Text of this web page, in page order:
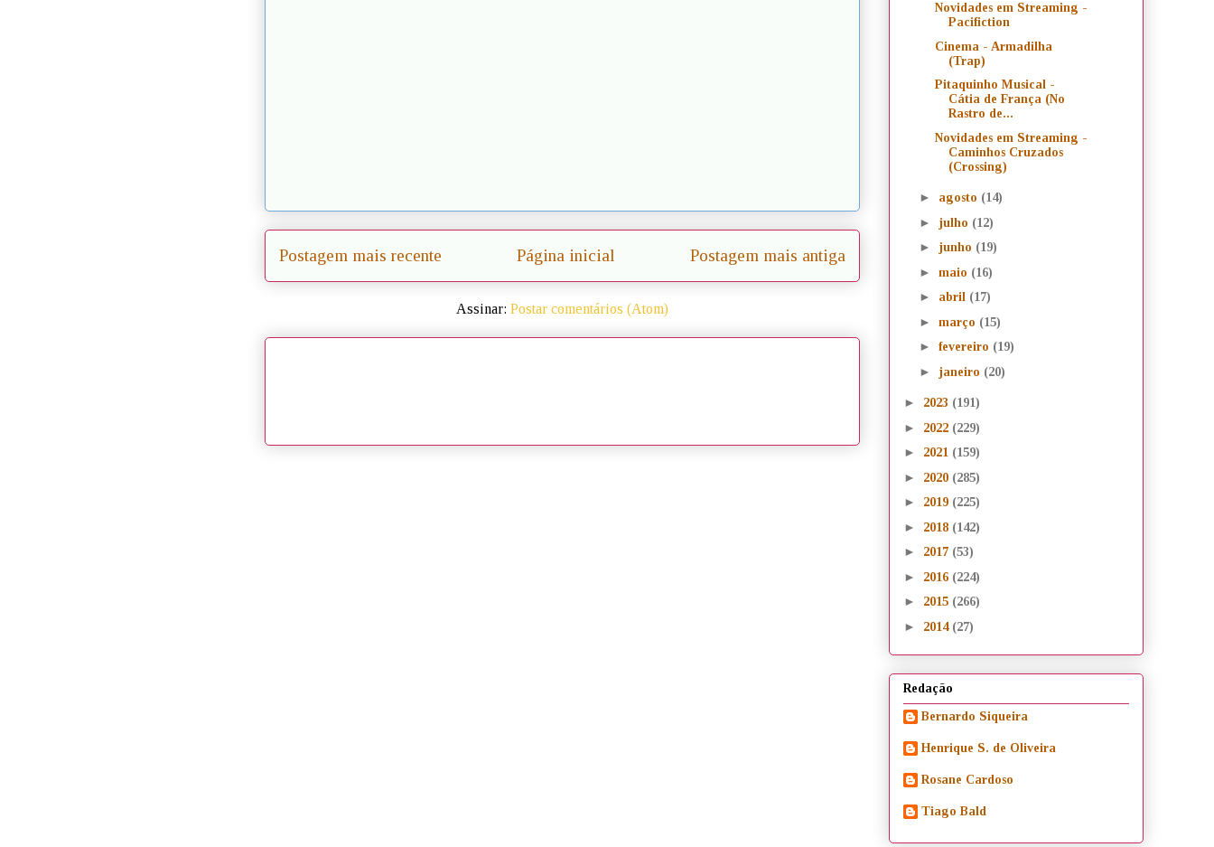
Postagem mais recente Postagem mais antiga
Página inicial
Assinar: Postar comentários (Atom)
Novidades em Streaming -
Pacifiction
Cinema - Armadilha
(Trap)
Pitaquinho Musical -
Cátia de França (No
Rastro de...
Novidades em Streaming -
Caminhos Cruzados
(Crossing)
► agosto (14)
► julho (12)
► junho (19)
► maio (16)
► abril (17)
► março (15)
► fevereiro (19)
► janeiro (20)
► 2023 (191)
► 2022 (229)
► 2021 (159)
► 2020 (285)
► 2019 (225)
► 2018 (142)
► 2017 (53)
► 2016 (224)
► 2015 (266)
► 2014 (27)
Redação
Bernardo Siqueira
Henrique S. de Oliveira
Rosane Cardoso
Tiago Bald